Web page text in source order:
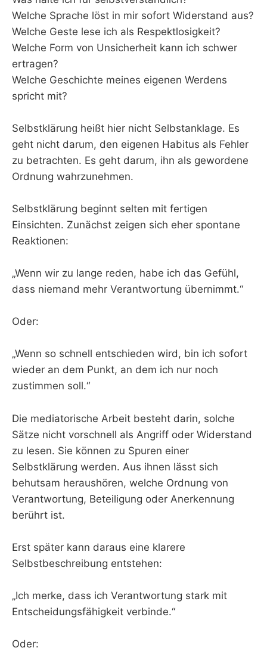
Welche Sprache löst in mir sofort Widerstand aus?
Welche Geste lese ich als Respektlosigkeit?
Welche Form von Unsicherheit kann ich schwer
ertragen?
Welche Geschichte meines eigenen Werdens
spricht mit?
Selbstklärung heißt hier nicht Selbstanklage. Es
geht nicht darum, den eigenen Habitus als Fehler
zu betrachten. Es geht darum, ihn als gewordene
Ordnung wahrzunehmen.
Selbstklärung beginnt selten mit fertigen
Einsichten. Zunächst zeigen sich eher spontane
Reaktionen:
„Wenn wir zu lange reden, habe ich das Gefühl,
dass niemand mehr Verantwortung übernimmt.“
Oder:
„Wenn so schnell entschieden wird, bin ich sofort
wieder an dem Punkt, an dem ich nur noch
zustimmen soll.“
Die mediatorische Arbeit besteht darin, solche
Sätze nicht vorschnell als Angriff oder Widerstand
zu lesen. Sie können zu Spuren einer
Selbstklärung werden. Aus ihnen lässt sich
behutsam heraushören, welche Ordnung von
Verantwortung, Beteiligung oder Anerkennung
berührt ist.
Erst später kann daraus eine klarere
Selbstbeschreibung entstehen:
„Ich merke, dass ich Verantwortung stark mit
Entscheidungsfähigkeit verbinde.“
Oder: